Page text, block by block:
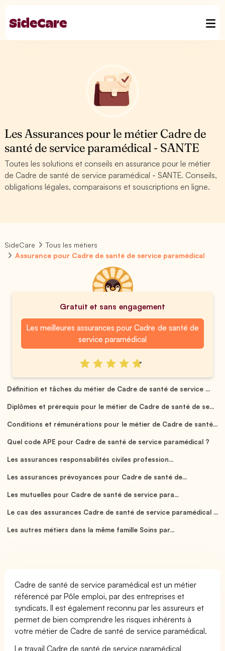
Les Assurances pour le métier Cadre de
santé de service paramédical - SANTE
Toutes les solutions et conseils en assurance pour le métier
de Cadre de santé de service paramédical - SANTE. Conseils,
obligations légales, comparaisons et souscriptions en ligne.
SideCare
Tous les métiers
Assurance pour Cadre de santé de service paramédical
Gratuit et sans engagement
Les meilleures assurances pour Cadre de santé de
service paramédical
Définition et tâches du métier de Cadre de santé de service ...
Diplômes et prérequis pour le métier de Cadre de santé de se...
Conditions et rémunérations pour le métier de Cadre de santé...
Quel code APE pour Cadre de santé de service paramédical ?
Les assurances responsabilités civiles profession...
Les assurances prévoyances pour Cadre de santé de...
Les mutuelles pour Cadre de santé de service para...
Le cas des assurances Cadre de santé de service paramédical ...
Les autres métiers dans la même famille Soins par...
Cadre de santé de service paramédical est un métier
référencé par Pôle emploi, par des entreprises et
syndicats. Il est également reconnu par les assureurs et
permet de bien comprendre les risques inhérents à
votre métier de Cadre de santé de service paramédical.
Le travail Cadre de santé de service paramédical